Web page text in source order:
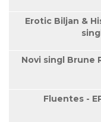
Erotic Biljan &
Novi singl Brune
Fluentes -